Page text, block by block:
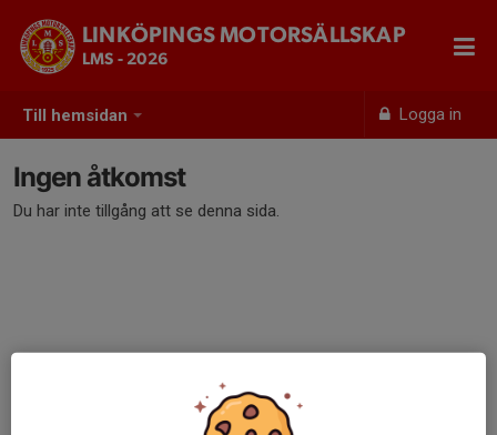
Till hemsidan Logga in
LINKÖPINGS MOTORSÄLLSKAP
LMS - 2026
Ingen åtkomst
Du har inte tillgång att se denna sida.